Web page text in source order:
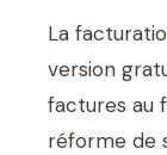
La
version
factures au
réforme de